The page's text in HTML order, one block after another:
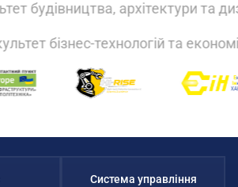
будівництва, архітектури та
бізнес-технологій та
Система управління